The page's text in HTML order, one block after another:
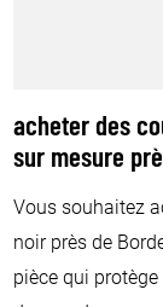
acheter des
sur mesure
Vous souhaitez
noir près de
pièce qui protège